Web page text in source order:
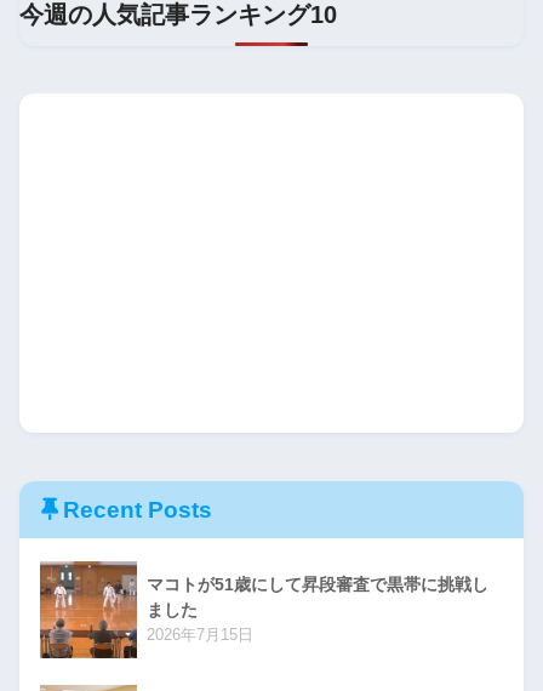
今週の人気記事ランキング10
Recent Posts
マコトが51歳にして昇段審査で黒帯に挑戦し
ました
2026年7月15日